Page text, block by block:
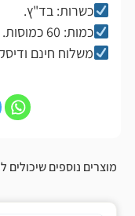
כשרות: בד"ץ.
כמות: 60 כמוסות.
משלוח חינם
מוצרים נוספים שיכולים